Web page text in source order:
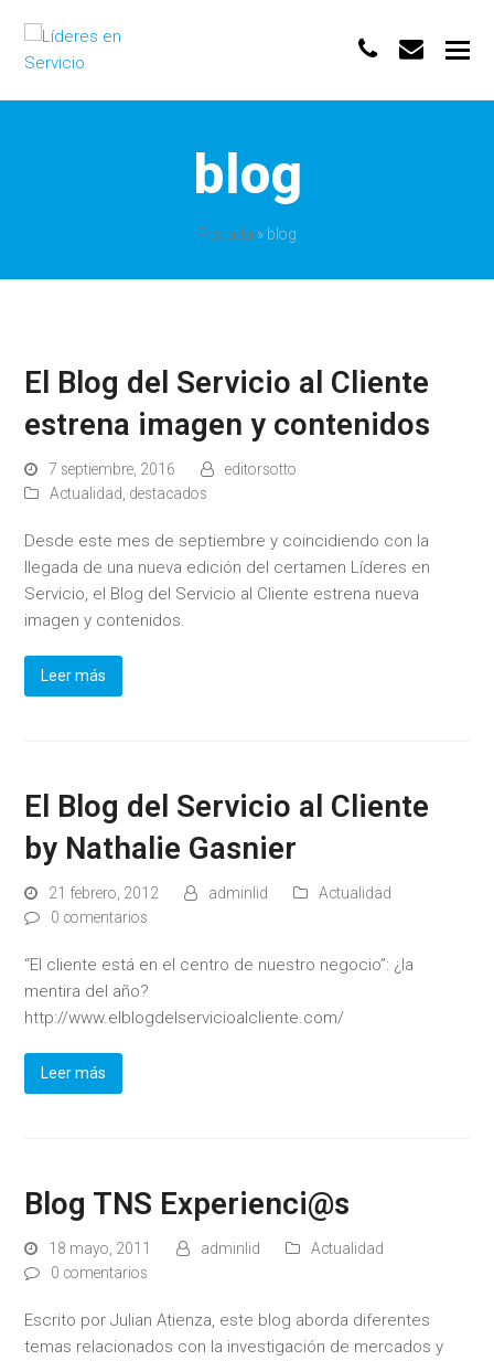
phone
blog
Portada » blog
El Blog del Servicio al Cliente
estrena imagen y contenidos
7 septiembre, 2016
editorsotto
Actualidad destacados
Desde este mes de septiembre y coincidiendo con la
llegada de una nueva edición del certamen Líderes en
Servicio, el Blog del Servicio al Cliente estrena nueva
imagen y contenidos.
Leer más
El Blog del Servicio al Cliente
by Nathalie Gasnier
21 febrero, 2012 adminlid
Actualidad
0 comentarios
“El cliente está en el centro de nuestro negocio”: ¿la
mentira del año?
http://www.elblogdelservicioalcliente.com/
Leer más
Blog TNS Experienci@s
18 mayo, 2011 adminlid
Actualidad
0 comentarios
Escrito por Julian Atienza, este blog aborda diferentes
temas relacionados con la investigación de mercados y